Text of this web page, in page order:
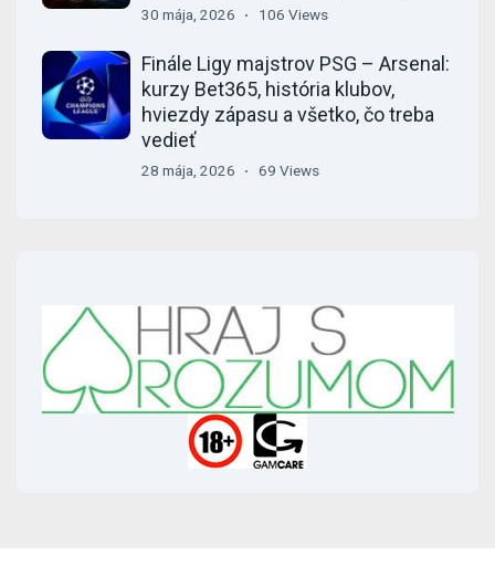
30 mája, 2026 106 Views
Finále Ligy majstrov PSG – Arsenal:
kurzy Bet365, história klubov,
hviezdy zápasu a všetko, čo treba
vedieť
28 mája, 2026 69 Views